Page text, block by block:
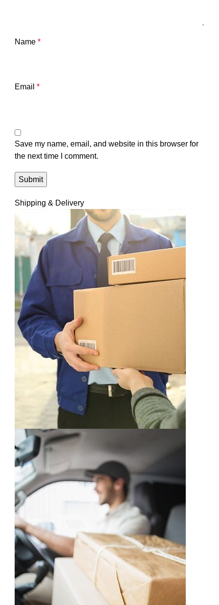
Name *
Email *
Save my name, email, and website in this browser for
the next time I comment.
Shipping & Delivery